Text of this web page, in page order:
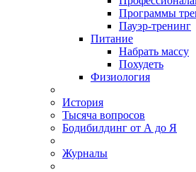
Программы
Пауэр-тренинг
Питание
Набрать массу
Похудеть
Физиология
История
Тысяча вопросов
Бодибилдинг от А до Я
Журналы